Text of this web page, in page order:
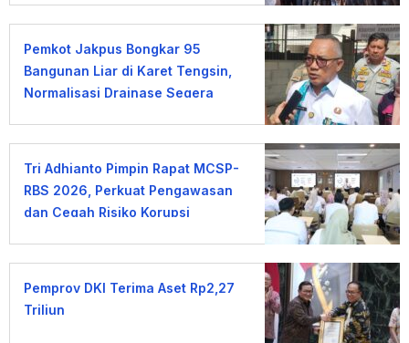
Pemkot Jakpus Bongkar 95
Bangunan Liar di Karet Tengsin,
Normalisasi Drainase Segera
Tri Adhianto Pimpin Rapat MCSP-
RBS 2026, Perkuat Pengawasan
dan Cegah Risiko Korupsi
Pemprov DKI Terima Aset Rp2,27
Triliun